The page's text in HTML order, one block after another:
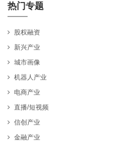
热门专题
股权融资
新兴产业
城市画像
机器人产业
电商产业
直播/短视频
信创产业
金融产业